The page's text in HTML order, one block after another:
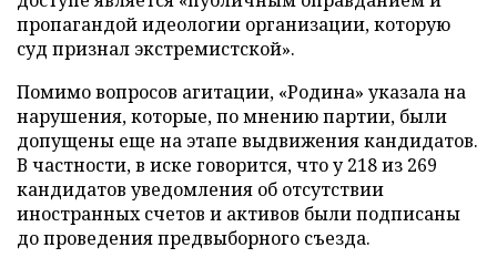
пропагандой идеологии организации, которую
суд признал экстремистской».
Помимо вопросов агитации, «Родина» указала на
нарушения, которые, по мнению партии, были
допущены еще на этапе выдвижения кандидатов.
В частности, в иске говорится, что у 218 из 269
кандидатов уведомления об отсутствии
иностранных счетов и активов были подписаны
до проведения предвыборного съезда.